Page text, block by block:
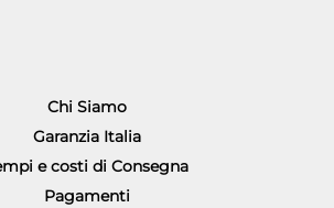
Chi Siamo
Garanzia Italia
e costi di Consegna
Pagamenti